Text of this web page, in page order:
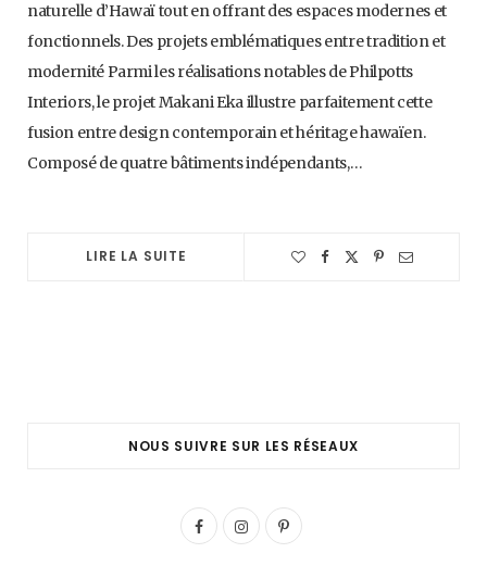
naturelle d’Hawaï tout en offrant des espaces modernes et
fonctionnels. Des projets emblématiques entre tradition et
modernité Parmi les réalisations notables de Philpotts
Interiors, le projet Makani Eka illustre parfaitement cette
fusion entre design contemporain et héritage hawaïen.
Composé de quatre bâtiments indépendants,…
LIRE LA SUITE
NOUS SUIVRE SUR LES RÉSEAUX
F
I
P